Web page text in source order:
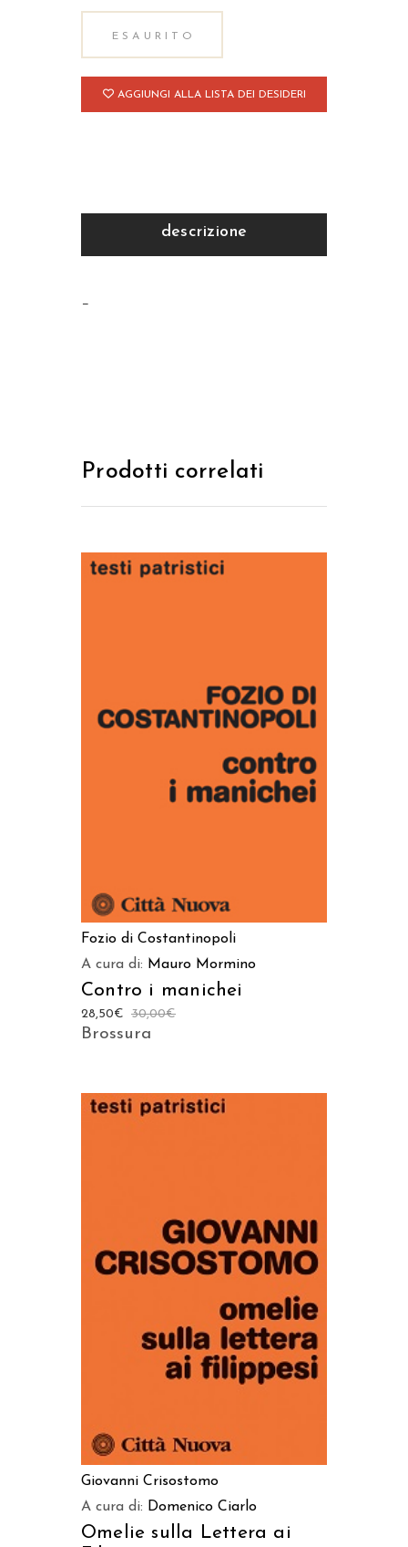
ESAURITO
AGGIUNGI ALLA LISTA DEI DESIDERI
descrizione
–
Prodotti correlati
Fozio di Costantinopoli
A cura di: Mauro Mormino
Contro i manichei
30,00€
28,50€
Brossura
AGGIUNGI AL CARRELLO
Giovanni Crisostomo
A cura di: Domenico Ciarlo
Omelie sulla Lettera ai